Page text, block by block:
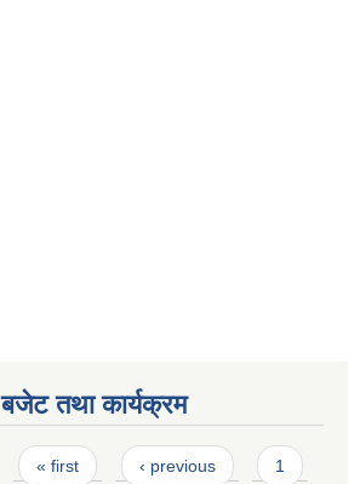
बजेट तथा कार्यक्रम
Pages
« first ‹ previous
1